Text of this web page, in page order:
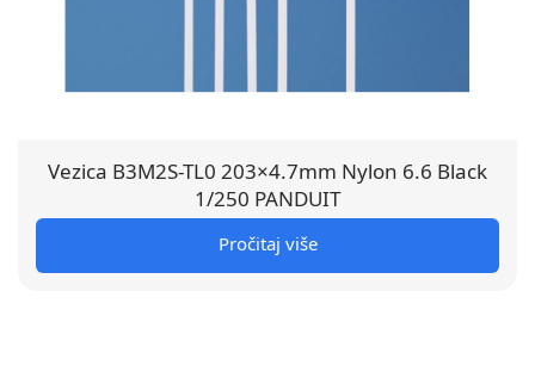
Vezica B3M2S-TL0 203×4.7mm Nylon 6.6 Black
1/250 PANDUIT
Pročitaj više